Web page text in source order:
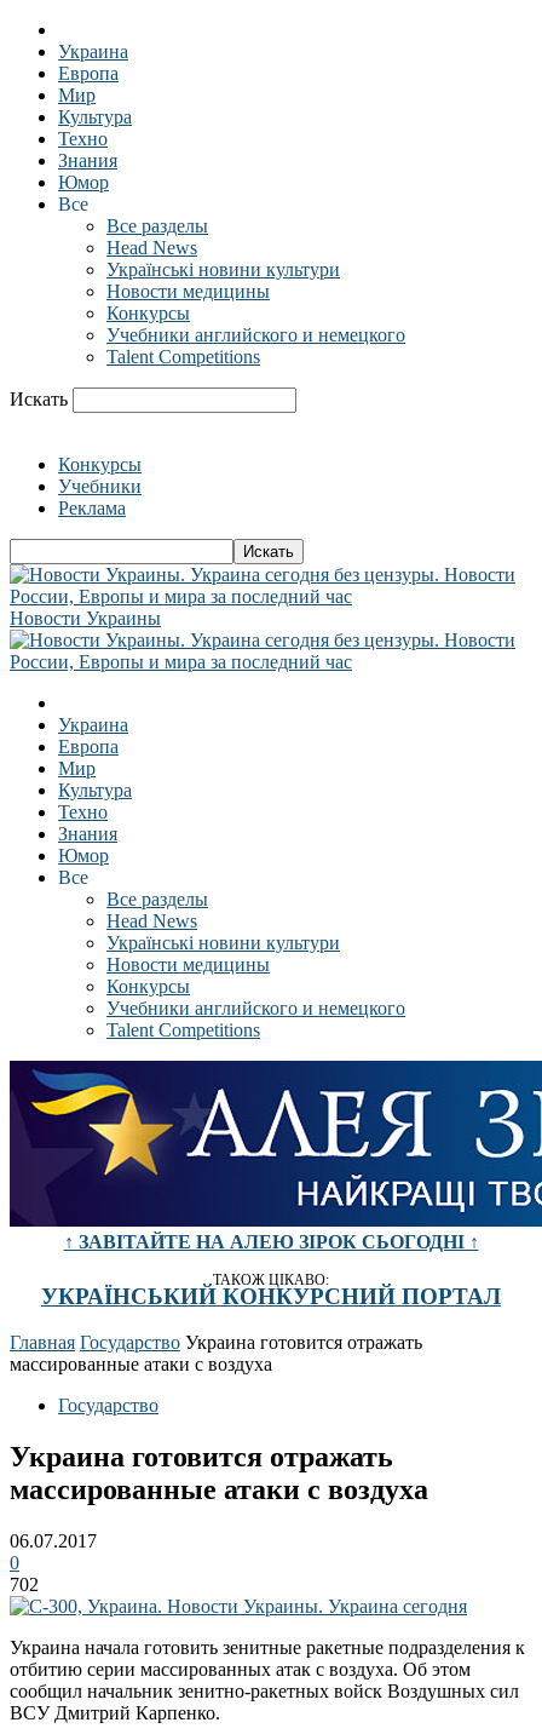
Украина
Европа
Мир
Культура
Техно
Знания
Юмор
Все
Все разделы
Head News
Українські новини культури
Новости медицины
Конкурсы
Учебники английского и немецкого
Talent Competitions
Искать
Конкурсы
Учебники
Реклама
Новости Украины
Украина
Европа
Мир
Культура
Техно
Знания
Юмор
Все
Все разделы
Head News
Українські новини культури
Новости медицины
Конкурсы
Учебники английского и немецкого
Talent Competitions
↑ ЗАВІТАЙТЕ НА АЛЕЮ ЗІРОК СЬОГОДНІ ↑
ТАКОЖ ЦІКАВО:
УКРАЇНСЬКИЙ КОНКУРСНИЙ ПОРТАЛ
Главная Государство Украина готовится отражать
массированные атаки с воздуха
Государство
Украина готовится отражать
массированные атаки с воздуха
06.07.2017
0
702
Украина начала готовить зенитные ракетные подразделения к
отбитию серии массированных атак с воздуха. Об этом
сообщил начальник зенитно-ракетных войск Воздушных сил
ВСУ Дмитрий Карпенко.